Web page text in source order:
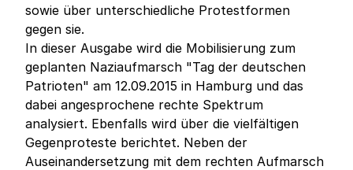
sowie über unterschiedliche Protestformen
gegen sie.
In dieser Ausgabe wird die Mobilisierung zum
geplanten Naziaufmarsch "Tag der deutschen
Patrioten" am 12.09.2015 in Hamburg und das
dabei angesprochene rechte Spektrum
analysiert. Ebenfalls wird über die vielfältigen
Gegenproteste berichtet. Neben der
Auseinandersetzung mit dem rechten Aufmarsch